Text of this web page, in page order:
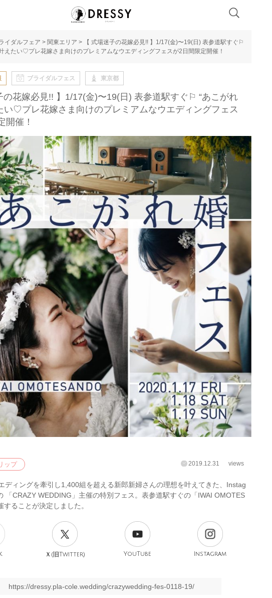
イダルフェア > 関東エリア >
【 式場迷子の花嫁必見!! 】1/17(金)〜19(日) 表参道駅すぐ⚐
えたい♡プレ花嫁さま向けのプレミアムなウエディングフェスが2日間限定開催！
ブライダルフェス 東京都
の花嫁必見!! 】1/17(金)〜19(日) 表参道駅すぐ⚐ “あこがれ
い♡プレ花嫁さま向けのプレミアムなウエディングフェス
開催！
ップ 2019.12.31 views
ディングを牽引し1,400組を超える新郎新婦さんの理想を叶えてきた、Instag
「CRAZY WEDDING」主催の特別フェス。表参道駅すぐの「IWAI OMOTES
することが決定しました。
Ｘ(旧Twitter) YouTube Instagram
https://dressy.pla-cole.wedding/crazywedding-fes-0118-19/